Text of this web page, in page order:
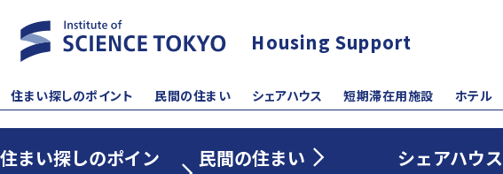
Housing Support
住まい探しのポイント 民間の住まい シェアハウス 短期滞在用施設 ホテル
住まい探しのポイン
民間の住まい シェアハウス